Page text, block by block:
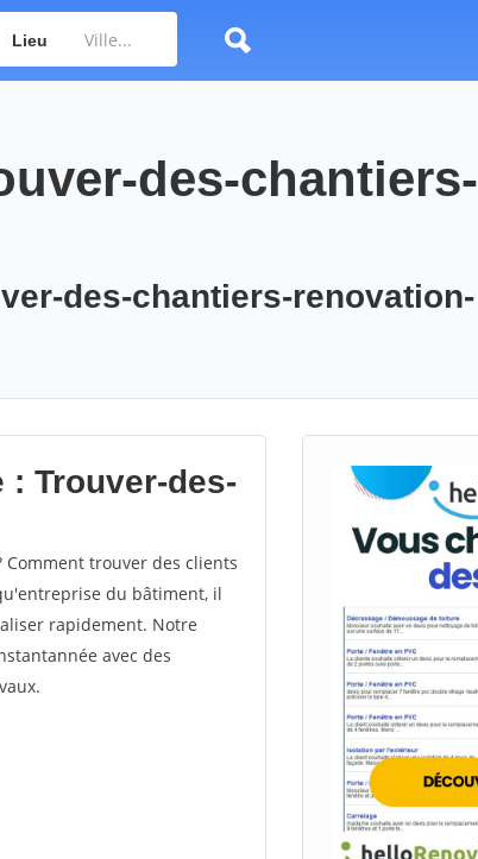
Lieu
des-chantiers-
des-chantiers-renovation-
Trouver-des-
trouver des clients
du bâtiment, il
rapidement. Notre
avec des